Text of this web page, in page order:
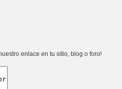
enlace en tu sitio, blog o foro!